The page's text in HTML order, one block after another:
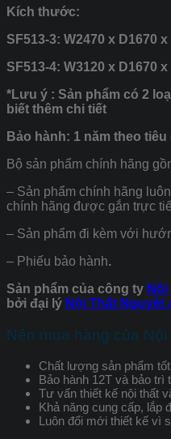
Kích thước:
SF513-3: W2470 x D1670
SF513-4: W3120 x D1670
*Lưu ý : Sản phẩm có 2
biết thêm chi tiết
Bảo hành: 1 năm theo
Bộ sản phẩm chính hãng
– Sản phẩm chính hãng
chính hãng được gắn trực
– Sản phẩm đi kèm với
– Phiếu bảo hành.
Sản phẩm của công ty
bởi đại lý Nội Thất Nguyệt
Nên mua hàng của
Chất lượng sản phẩm
Bảo hành 12T và bảo trì
Tư vấn thiết kế nội thất
Khả năng cung cấp, lắp
Luôn đổi mới thiết kế vì